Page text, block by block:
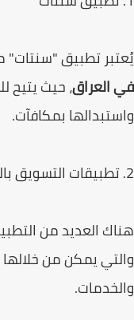
تطبيق "سنتات"
، حيث يتيح
بمكافآت.
العديد من
يمكن من خلالها